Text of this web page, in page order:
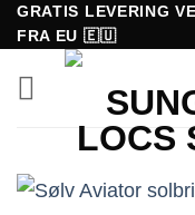
Fortsæt
til
indhold
GRATIS LEVERING
FRA EU 🇪🇺